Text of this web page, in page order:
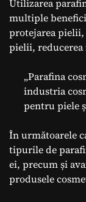
Utilizarea
multiple
protejarea
pielii,
„Parafina
industria
pentru piele
În următoarele
tipurile de
ei, precum și
produsele